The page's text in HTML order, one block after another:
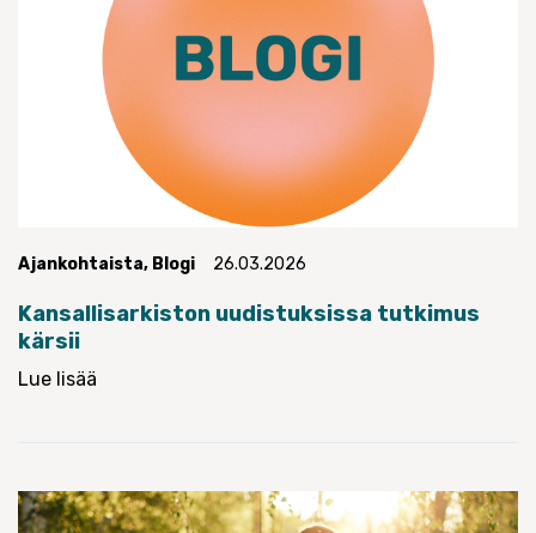
Ajankohtaista, Blogi 26.03.2026
Kansallisarkiston uudistuksissa tutkimus
kärsii
Lue lisää